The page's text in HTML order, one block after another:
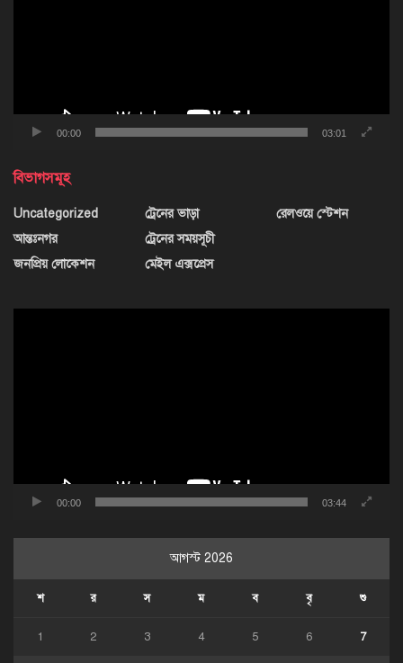
00:00 03:01
বিভাগসমূহ
Uncategorized
আন্তঃনগর
জনপ্রিয় লোকেশন
ট্রেনের ভাড়া
ট্রেনের সময়সূচী
মেইল এক্সপ্রেস
রেলওয়ে স্টেশন
00:00 03:44
আগস্ট 2026
শ র স ম ব বৃ শু
1 2 3 4 5 6 7